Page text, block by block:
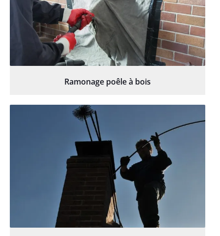
Ramonage poêle à bois